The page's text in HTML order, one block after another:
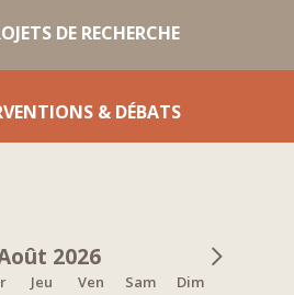
DE RECHERCHE
& DÉBATS
2026
Jeu Ven Sam Dim